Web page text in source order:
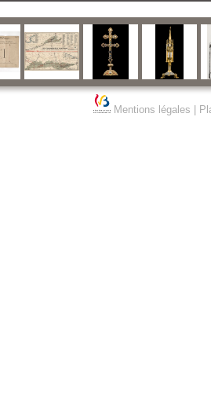
Mentions légales